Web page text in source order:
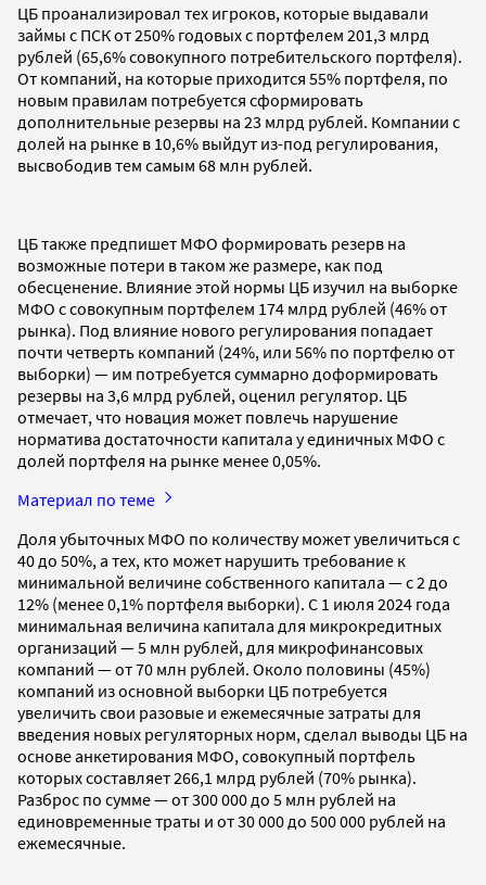
ЦБ проанализировал тех игроков, которые выдавали
займы с ПСК от 250% годовых с портфелем 201,3 млрд
рублей (65,6% совокупного потребительского портфеля).
От компаний, на которые приходится 55% портфеля, по
новым правилам потребуется сформировать
дополнительные резервы на 23 млрд рублей. Компании с
долей на рынке в 10,6% выйдут из-под регулирования,
высвободив тем самым 68 млн рублей.
ЦБ также предпишет МФО формировать резерв на
возможные потери в таком же размере, как под
обесценение. Влияние этой нормы ЦБ изучил на выборке
МФО с совокупным портфелем 174 млрд рублей (46% от
рынка). Под влияние нового регулирования попадает
почти четверть компаний (24%, или 56% по портфелю от
выборки) — им потребуется суммарно доформировать
резервы на 3,6 млрд рублей, оценил регулятор. ЦБ
отмечает, что новация может повлечь нарушение
норматива достаточности капитала у единичных МФО с
долей портфеля на рынке менее 0,05%.
Материал по теме
Доля убыточных МФО по количеству может увеличиться с
40 до 50%, а тех, кто может нарушить требование к
минимальной величине собственного капитала — с 2 до
12% (менее 0,1% портфеля выборки). С 1 июля 2024 года
минимальная величина капитала для микрокредитных
организаций — 5 млн рублей, для микрофинансовых
компаний — от 70 млн рублей. Около половины (45%)
компаний из основной выборки ЦБ потребуется
увеличить свои разовые и ежемесячные затраты для
введения новых регуляторных норм, сделал выводы ЦБ на
основе анкетирования МФО, совокупный портфель
которых составляет 266,1 млрд рублей (70% рынка).
Разброс по сумме — от 300 000 до 5 млн рублей на
единовременные траты и от 30 000 до 500 000 рублей на
ежемесячные.